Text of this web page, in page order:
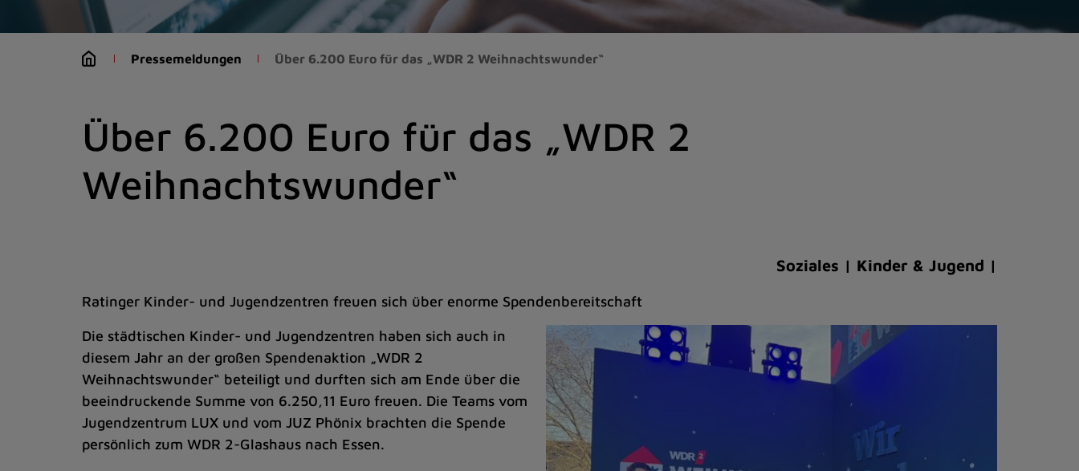
Zur
(Schnelltaste
Pressemeldungen Über 6.200 Euro für das „WDR 2 Weihnachtswunder“
Über 6.200 Euro für das „WDR 2
Weihnachtswunder“
Soziales | Kinder & Jugend |
Ratinger Kinder- und Jugendzentren freuen sich über enorme Spendenbereitschaft
Die städtischen Kinder- und Jugendzentren haben sich auch in
diesem Jahr an der großen Spendenaktion „WDR 2
Weihnachtswunder“ beteiligt und durften sich am Ende über die
beeindruckende Summe von 6.250,11 Euro freuen. Die Teams vom
Jugendzentrum LUX und vom JUZ Phönix brachten die Spende
persönlich zum WDR 2-Glashaus nach Essen.